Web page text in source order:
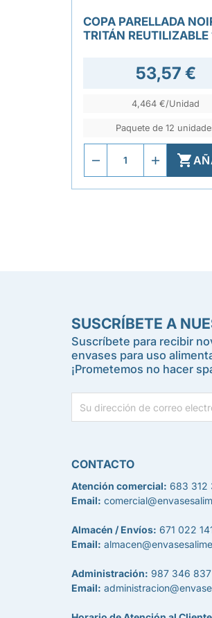
COPA PARELLADA
TRITÁN
53,57 €
4,464 €/Unidad
Paquete de 12

SUSCRÍBETE A
Suscríbete para recibir
envases para uso
¡Prometemos no hacer
CONTACTO
Atención comercial: 683 312
Email:
Almacén / Envíos: 671 022
Email:
Administración: 987 346 837
Email: